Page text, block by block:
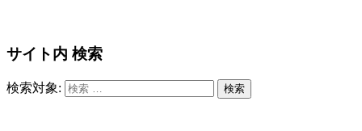
サイト内 検索
検索対象: 検索